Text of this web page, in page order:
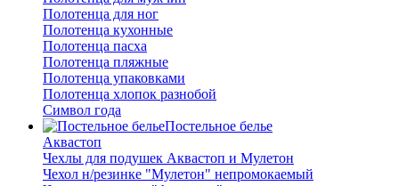
Полотенца для ног
Полотенца кухонные
Полотенца пасха
Полотенца пляжные
Полотенца упаковками
Полотенца хлопок разнобой
Символ года
Постельное белье
Аквастоп
Чехлы для подушек Аквастоп и Мулетон
Чехол н/резинке "Мулетон" непромокаемый